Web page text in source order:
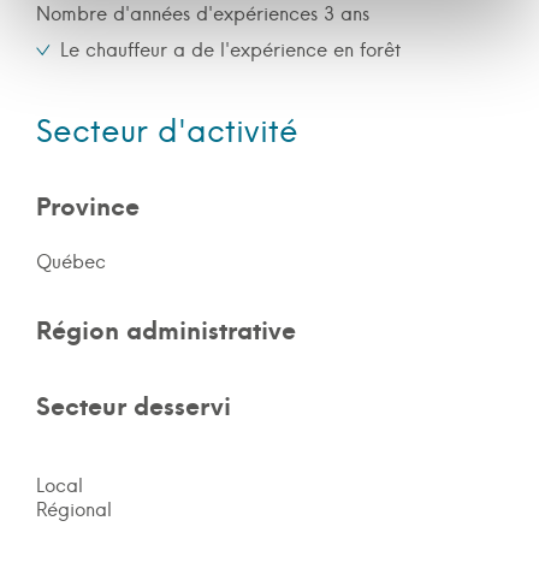
Nombre d'années d'expériences 3 ans
Le chauffeur a de l'expérience en forêt
Secteur d'activité
Province
Québec
Région administrative
Secteur desservi
Local
Régional